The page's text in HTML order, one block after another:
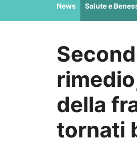
News Salute e
della
tornati